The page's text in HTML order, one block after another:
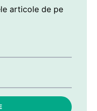
articole de pe